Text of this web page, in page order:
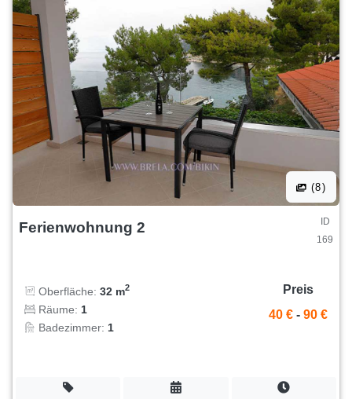
(8)
Ferienwohnung 2
ID
169
Oberfläche: 32 m2
Räume: 1
Badezimmer: 1
Preis
40 € - 90 €